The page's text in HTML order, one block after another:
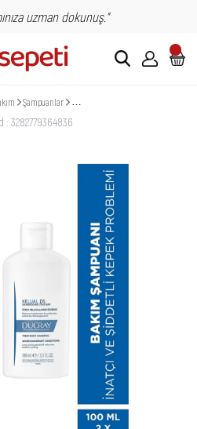
uzman dokunuş."
Şampuanlar Ducray KELUAL DS İnatçı ve Şiddetli
: 3282779364836